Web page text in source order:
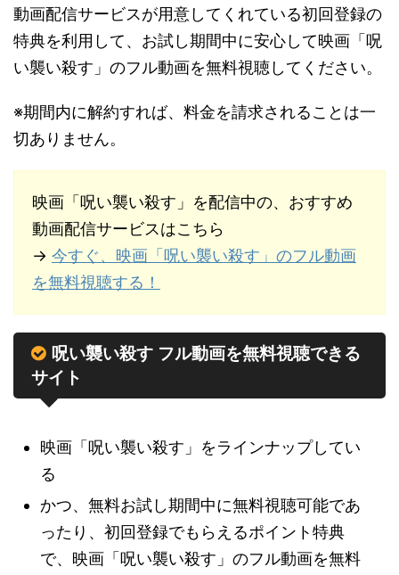
動画配信サービスが用意してくれている初回登録の
特典を利用して、お試し期間中に安心して映画「呪
い襲い殺す」のフル動画を無料視聴してください。
※期間内に解約すれば、料金を請求されることは一
切ありません。
映画「呪い襲い殺す」を配信中の、おすすめ
動画配信サービスはこちら
→ 今すぐ、映画「呪い襲い殺す」のフル動画
を無料視聴する！
呪い襲い殺す フル動画を無料視聴できる
サイト
映画「呪い襲い殺す」をラインナップしてい
る
かつ、無料お試し期間中に無料視聴可能であ
ったり、初回登録でもらえるポイント特典
で、映画「呪い襲い殺す」のフル動画を無料